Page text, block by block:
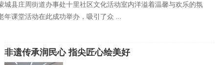
城县庄周街道办事处十里社区文化活动室内洋溢着温馨与欢乐的氛
年课堂活动在此成功举办，吸引了众 ...
非遗传承润民心 指尖匠心绘美好